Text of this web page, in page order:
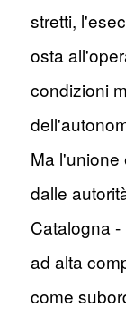
stretti,
osta
condizioni
Ma l'unione
dalle
Catalogna
ad alta
come